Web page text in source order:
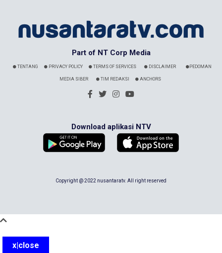
Part of NT Corp Media
TENTANG PRIVACY POLICY TERMS OF SERVICES DISCLAIMER PEDOMAN
MEDIA SIBER TIM REDAKSI ANCHORS
Download aplikasi NTV
Copyright @ 2022 nusantaratv. All right reserved
x|close